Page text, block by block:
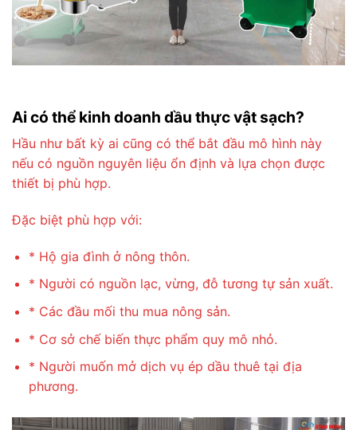
Ai có thể kinh doanh dầu thực vật sạch?
Hầu như bất kỳ ai cũng có thể bắt đầu mô hình này
nếu có nguồn nguyên liệu ổn định và lựa chọn được
thiết bị phù hợp.
Đặc biệt phù hợp với:
* Hộ gia đình ở nông thôn.
* Người có nguồn lạc, vừng, đỗ tương tự sản xuất.
* Các đầu mối thu mua nông sản.
* Cơ sở chế biến thực phẩm quy mô nhỏ.
* Người muốn mở dịch vụ ép dầu thuê tại địa
phương.